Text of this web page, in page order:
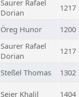
Saurer Rafael
Dorian
1217
Öreg Hunor 1200
Saurer Rafael
Dorian
1217
Steßel Thomas 1302
Seier Khalil 1404